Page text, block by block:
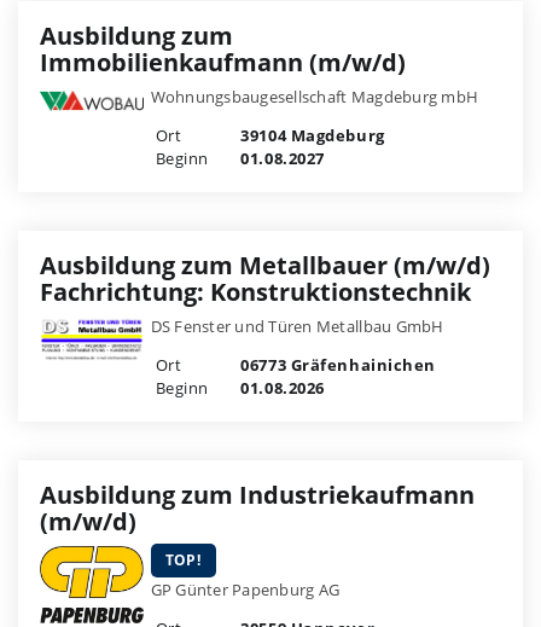
Ausbildung zum
Immobilienkaufmann (m/w/d)
Wohnungsbaugesellschaft Magdeburg mbH
Ort
39104 Magdeburg
Beginn
01.08.2027
Ausbildung zum Metallbauer (m/w/d)
Fachrichtung: Konstruktionstechnik
DS Fenster und Türen Metallbau GmbH
Ort
06773 Gräfenhainichen
Beginn
01.08.2026
Ausbildung zum Industriekaufmann
(m/w/d)
TOP!
GP Günter Papenburg AG